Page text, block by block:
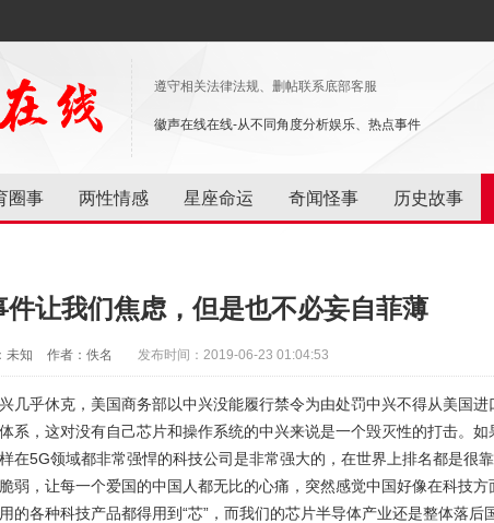
遵守相关法律法规、删帖联系底部客服
徽声在线在线-从不同角度分析娱乐、热点事件
圈事 两性情感 星座命运 奇闻怪事 历史故事
件让我们焦虑，但是也不必妄自菲薄
未知 作者：佚名 发布时间：2019-06-23 01:04:53
几乎休克，美国商务部以中兴没能履行禁令为由处罚中兴不得从美国进
系，这对没有自己芯片和操作系统的中兴来说是一个毁灭性的打击。如
在5G领域都非常强悍的科技公司是非常强大的，在世界上排名都是很
弱，让每一个爱国的中国人都无比的心痛，突然感觉中国好像在科技方
的各种科技产品都得用到“芯”，而我们的芯片半导体产业还是整体落后